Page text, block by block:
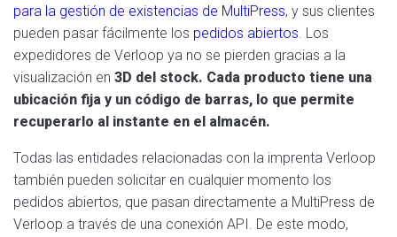
para la gestión de existencias de MultiPress, y sus clientes
pueden pasar fácilmente los pedidos abiertos. Los
expedidores de Verloop ya no se pierden gracias a la
visualización en 3D del stock. Cada producto tiene una
ubicación fija y un código de barras, lo que permite
recuperarlo al instante en el almacén.
Todas las entidades relacionadas con la imprenta Verloop
también pueden solicitar en cualquier momento los
pedidos abiertos, que pasan directamente a MultiPress de
Verloop a través de una conexión API. De este modo,